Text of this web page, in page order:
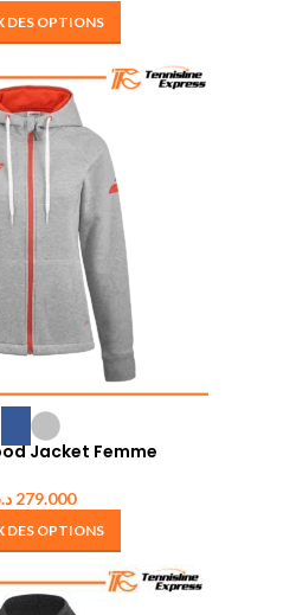
DES OPTIONS
Jacket Femme
279.000
DES OPTIONS